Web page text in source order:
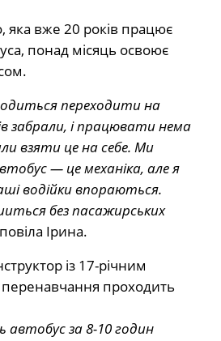
яка вже 20 років працює
понад місяць освоює
переходити на
забрали, і працювати нема
взяти це на себе. Ми
— це механіка, але я
водійки впораються.
без пасажирських
Ірина.
із 17-річним
проходить
автобус за 8-10 годин